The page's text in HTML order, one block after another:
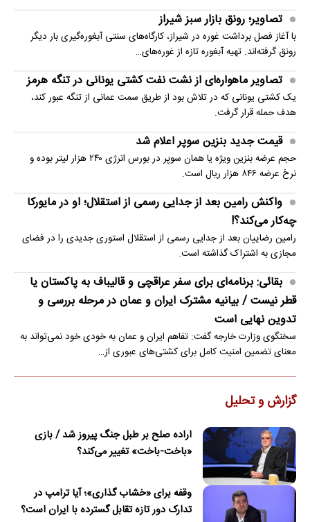
تصاویر؛ رونق بازار سبز شیراز
با آغاز فصل برداشت غوره در شیراز، کارگاه‌های سنتی آبغوره‌گیری بار دیگر
رونق گرفته‌اند. تهیه آبغوره تازه از غوره‌های…
تصاویر ماهواره‌ای از نشت نفت کشتی یونانی در تنگه هرمز
یک کشتی یونانی که در تلاش بود از طریق سمت عمانی از تنگه عبور کند،
هدف حمله قرار گرفت.
قیمت جدید بنزین سوپر اعلام شد
حجم عرضه بنزین ویژه یا همان سوپر در بورس انرژی ۲۴۰ هزار لیتر بوده و
نرخ عرضه ۸۴۶ هزار ریال است.
واکنش رامین بعد از جدایی رسمی از استقلال؛ او در مایورکا
چه‌کار می‌کند؟!
رامین رضاییان بعد از جدایی رسمی از استقلال استوری جدیدی را در فضای
مجازی به اشتراک گذاشته است.
بقائی: برنامه‌ای برای سفر عراقچی و قالیباف به پاکستان یا
قطر نیست / بیانیه مشترک ایران و عمان در مرحله بررسی و
تدوین نهایی است
سخنگوی وزارت خارجه گفت: تفاهم ایران و عمان به خودی خود نمی‌تواند به
معنای تضمین امنیت کامل برای کشتی‌های عبوری از…
گزارش و تحلیل
اراده صلح بر طبل جنگ پیروز شد / بازی
«باخت-باخت» تغییر می‌کند؟
وقفه برای «خشاب گذاری»؛ آیا ترامپ در
تدارک دور تازه تقابل گسترده با ایران است؟